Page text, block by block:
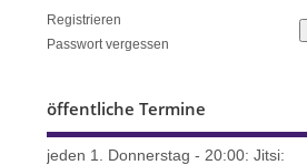
Registrieren
Passwort vergessen
öffentliche Termine
jeden 1. Donnerstag - 20:00: Jitsi: